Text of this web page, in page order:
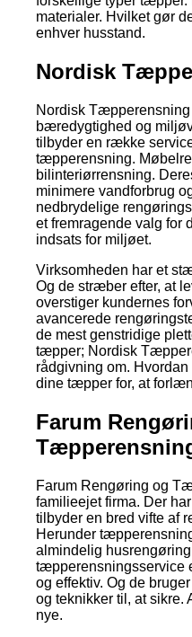
materialer. Hvilket gør
enhver husstand.
Nordisk
Nordisk Tæpperensning
bæredygtighed og
tilbyder en række
tæpperensning.
bilinteriørrensning.
minimere vandforbrug
nedbrydelige
et fremragende valg for
indsats for miljøet.
Virksomheden har et
Og de stræber efter, at
overstiger kundernes
avancerede
de mest genstridige
tæpper; Nordisk
rådgivning om.
dine tæpper for, at
Farum
Farum Rengøring og
familieejet firma. Der
tilbyder en bred vifte af
Herunder
almindelig
tæpperensningsservice
og effektiv. Og de
og teknikker til, at sikre.
nye.